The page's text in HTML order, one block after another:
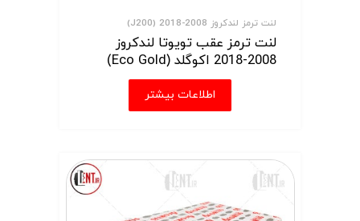
لنت ترمز لندکروز 2008-2018 (J200)
لنت ترمز عقب تویوتا لندکروز
2008-2018 اکوگلد (Eco Gold)
اطلاعات بیشتر